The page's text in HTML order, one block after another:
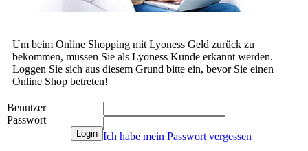
Um beim Online Shopping mit Lyoness Geld zurück zu
bekommen, müssen Sie als Lyoness Kunde erkannt werden.
Loggen Sie sich aus diesem Grund bitte ein, bevor Sie einen
Online Shop betreten!
Benutzer
Passwort
Ich habe mein Passwort vergessen